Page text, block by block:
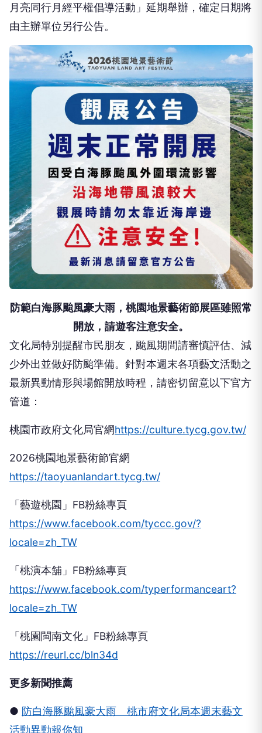
月亮同行月經平權倡導活動」延期舉辦，確定日期將
由主辦單位另行公告。
防範白海豚颱風豪大雨，桃園地景藝術節展區雖照常
開放，請遊客注意安全。
文化局特別提醒市民朋友，颱風期間請審慎評估、減
少外出並做好防颱準備。針對本週末各項藝文活動之
最新異動情形與場館開放時程，請密切留意以下官方
管道：
桃園市政府文化局官網https://culture.tycg.gov.tw/
2026桃園地景藝術節官網
https://taoyuanlandart.tycg.tw/
「藝遊桃園」FB粉絲專頁
https://www.facebook.com/tyccc.gov/?
locale=zh_TW
「桃演本舖」FB粉絲專頁
https://www.facebook.com/typerformanceart?
locale=zh_TW
「桃園閩南文化」FB粉絲專頁
https://reurl.cc/bln34d
更多新聞推薦
● 防白海豚颱風豪大雨 桃市府文化局本週末藝文
活動異動報你知